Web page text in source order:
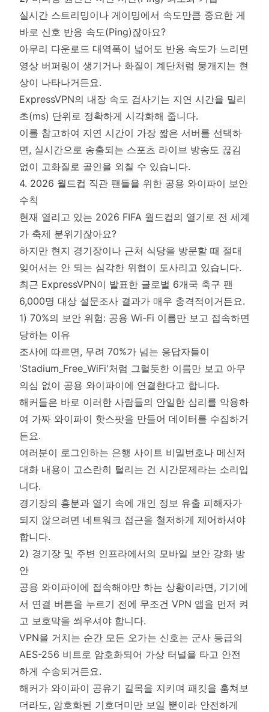
실시간 스트리밍이나 게이밍에서 속도만큼 중요한 게
바로 신호 반응 속도(Ping)잖아요?
아무리 다운로드 대역폭이 넓어도 반응 속도가 느리면
영상 버퍼링이 생기거나 화질이 계단처럼 뭉개지는 현
상이 나타나거든요.
ExpressVPN의 내장 속도 검사기는 지연 시간을 밀리
초(ms) 단위로 정확하게 시각화해 줍니다.
이를 참고하여 지연 시간이 가장 짧은 서버를 선택하
면, 실시간으로 송출되는 스포츠 라이브 방송도 끊김
없이 고화질로 골인을 외칠 수 있습니다.
4. 2026 월드컵 직관 팬들을 위한 공용 와이파이 보안
수칙
현재 열리고 있는 2026 FIFA 월드컵의 열기로 전 세계
가 축제 분위기잖아요?
하지만 현지 경기장이나 근처 식당을 방문할 때 절대
잊어서는 안 되는 심각한 위협이 도사리고 있습니다.
최근 ExpressVPN이 발표한 글로벌 6개국 축구 팬
6,000명 대상 설문조사 결과가 매우 충격적이거든요.
1) 70%의 보안 위험: 공용 Wi-Fi 이름만 보고 접속하면
당하는 이유
조사에 따르면, 무려 70%가 넘는 응답자들이
'Stadium_Free_WiFi'처럼 그럴듯한 이름만 보고 아무
의심 없이 공용 와이파이에 연결한다고 합니다.
해커들은 바로 이러한 사람들의 안일한 심리를 악용하
여 가짜 와이파이 핫스팟을 만들어 데이터를 수집하거
든요.
여러분이 로그인하는 은행 사이트 비밀번호나 메신저
대화 내용이 고스란히 털리는 건 시간문제라는 소리입
니다.
경기장의 흥분과 열기 속에 개인 정보 유출 피해자가
되지 않으려면 네트워크 접근을 철저하게 제어하셔야
합니다.
2) 경기장 및 주변 인프라에서의 모바일 보안 강화 방
안
공용 와이파이에 접속해야만 하는 상황이라면, 기기에
서 연결 버튼을 누르기 전에 무조건 VPN 앱을 먼저 켜
고 보호막을 씌우셔야 합니다.
VPN을 거치는 순간 모든 오가는 신호는 군사 등급의
AES-256 비트로 암호화되어 가상 터널을 타고 안전
하게 수송되거든요.
해커가 와이파이 공유기 길목을 지키며 패킷을 훔쳐보
더라도, 암호화된 기호더미만 보일 뿐이라 안전하게